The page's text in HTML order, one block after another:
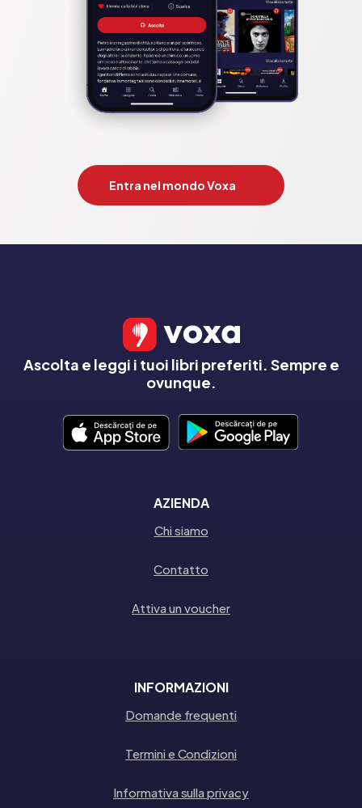
Entra nel mondo Voxa
Ascolta e leggi i tuoi libri preferiti. Sempre e
ovunque.
AZIENDA
Chi siamo
Contatto
Attiva un voucher
INFORMAZIONI
Domande frequenti
Termini e Condizioni
Informativa sulla privacy